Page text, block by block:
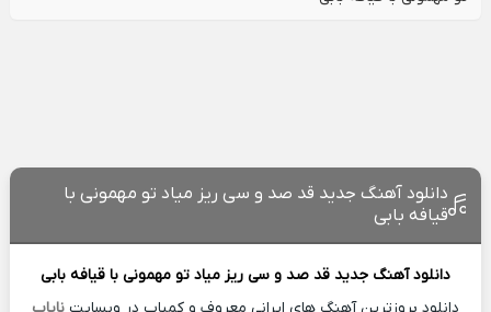
دانلود آهنگ جدید قد صد و سی ریز میاد تو مهمونی با
قیافه بابی
دانلود آهنگ جدید قد صد و سی ریز میاد تو مهمونی با قیافه بابی